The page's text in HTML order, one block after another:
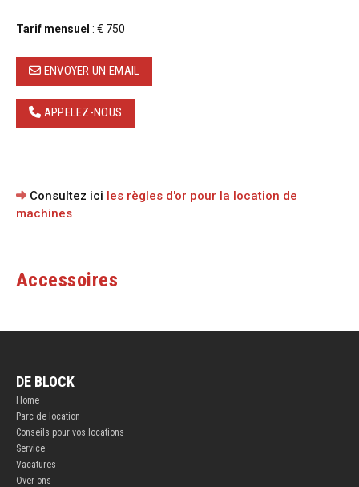
Tarif mensuel : € 750
ENVOYER UN EMAIL
APPELEZ-NOUS
Consultez ici les règles d'or pour la location de
machines
Accessoires
DE BLOCK
Home
Parc de location
Conseils pour vos locations
Service
Vacatures
Over ons